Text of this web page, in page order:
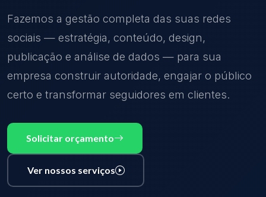
Fazemos a gestão completa das suas redes
sociais — estratégia, conteúdo, design,
publicação e análise de dados — para sua
empresa construir autoridade, engajar o público
certo e transformar seguidores em clientes.
Solicitar orçamento
Ver nossos serviços